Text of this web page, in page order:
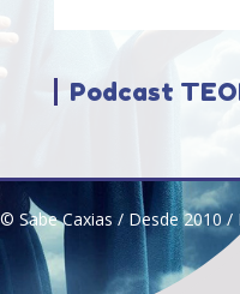
Podcast
© Sabe Caxias / Desde 2010 /